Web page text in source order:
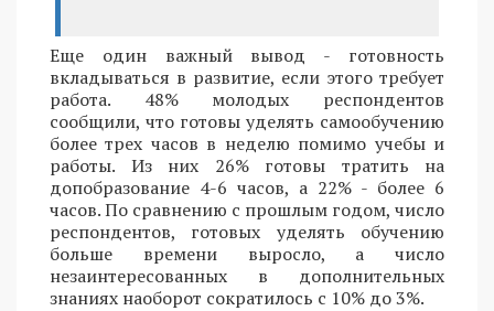
Еще один важный вывод - готовность
вкладываться в развитие, если этого требует
работа. 48% молодых респондентов
сообщили, что готовы уделять самообучению
более трех часов в неделю помимо учебы и
работы. Из них 26% готовы тратить на
допобразование 4-6 часов, а 22% - более 6
часов. По сравнению с прошлым годом, число
респондентов, готовых уделять обучению
больше времени выросло, а число
незаинтересованных в дополнительных
знаниях наоборот сократилось с 10% до 3%.